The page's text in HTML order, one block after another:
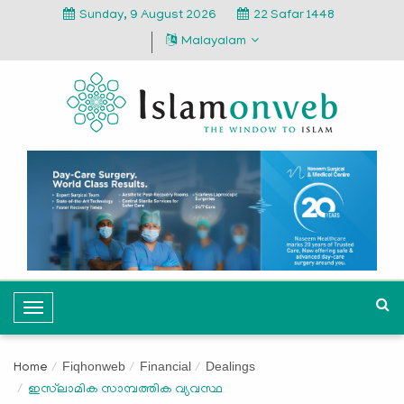
Sunday, 9 August 2026
22 Safar 1448
Malayalam
T
o
g
l
Home Fiqhonweb Financial Dealings
ഇസ്‌ലാമിക സാമ്പത്തിക വ്യവസ്ഥ